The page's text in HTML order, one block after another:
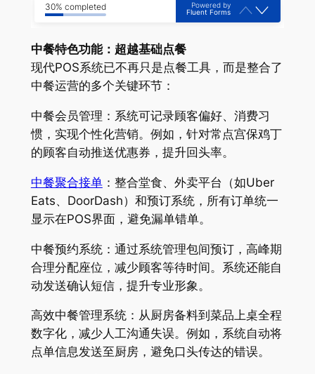
30% completed
Powered by
Fluent Forms
中餐特色功能：超越基础点餐
现代POS系统已不再只是点餐工具，而是整合了
中餐运营的多个关键环节：
中餐会员管理：系统可记录顾客偏好、消费习
惯，实现个性化营销。例如，针对常点宫保鸡丁
的顾客自动推送优惠券，提升回头率。
中餐聚合接单：整合堂食、外卖平台（如Uber
Eats、DoorDash）和预订系统，所有订单统一
显示在POS界面，避免漏单错单。
中餐预约系统：通过系统管理包间预订，高峰期
合理分配座位，减少顾客等待时间。系统还能自
动发送确认短信，提升专业形象。
高效中餐管理系统：从厨房备料到菜品上桌全程
数字化，减少人工沟通失误。例如，系统自动将
点单信息发送至厨房，避免口头传达的错误。